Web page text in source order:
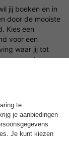
jij boeken en in
door de mooiste
Kies een
voor een
waar jij tot
een groot
is dus
te huren met
kunt
wens